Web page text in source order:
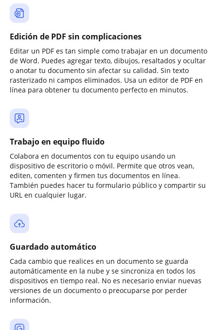
Edición de PDF sin complicaciones
Editar un PDF es tan simple como trabajar en un documento
de Word. Puedes agregar texto, dibujos, resaltados y ocultar
o anotar tu documento sin afectar su calidad. Sin texto
rasterizado ni campos eliminados. Usa un editor de PDF en
línea para obtener tu documento perfecto en minutos.
Trabajo en equipo fluido
Colabora en documentos con tu equipo usando un
dispositivo de escritorio o móvil. Permite que otros vean,
editen, comenten y firmen tus documentos en línea.
También puedes hacer tu formulario público y compartir su
URL en cualquier lugar.
Guardado automático
Cada cambio que realices en un documento se guarda
automáticamente en la nube y se sincroniza en todos los
dispositivos en tiempo real. No es necesario enviar nuevas
versiones de un documento o preocuparse por perder
información.